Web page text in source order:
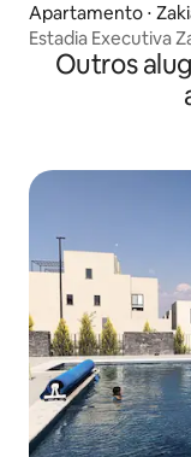
Apartamento ⋅
Estadia Executiva
Outros